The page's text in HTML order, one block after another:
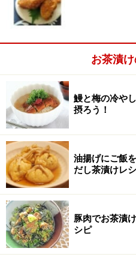
番茶は予めいれて冷やして
冷やします。
ほうじ茶やウーロン茶でも
お茶漬
鰻と梅の冷や
摂ろう！
油揚げにご飯
だし茶漬けレ
豚肉でお茶漬
シピ